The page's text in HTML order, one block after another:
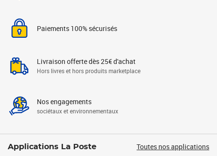
Paiements 100% sécurisés
Livraison offerte dès 25€ d'achat
Hors livres et hors produits marketplace
Nos engagements
sociétaux et environnementaux
Applications La Poste Toutes nos applications